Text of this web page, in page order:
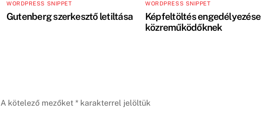
WORDPRESS SNIPPET
Gutenberg szerkesztő letiltása
WORDPRESS SNIPPET
Képfeltöltés engedélyezése
közreműködőknek
A kötelező mezőket * karakterrel jelöltük